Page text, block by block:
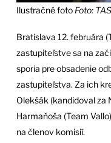
Ilustračné foto Foto:
Bratislava 12. februára
zastupiteľstve sa na
sporia pre obsadenie
zastupiteľstva. Za ich
Olekšák (kandidoval za
Harmaňoša (Team
na členov komisií.